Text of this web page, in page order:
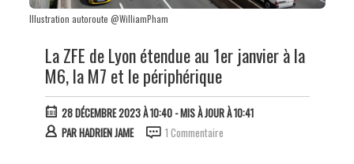
Illustration autoroute @WilliamPham
La ZFE de Lyon étendue au 1er janvier à la
M6, la M7 et le périphérique
28 DÉCEMBRE 2023 À 10:40- MIS À JOUR À 10:41
PARHADRIEN JAME 1 Commentaire